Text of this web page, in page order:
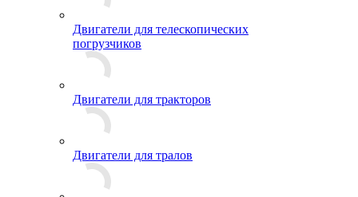
Двигатели для телескопических
погрузчиков
Двигатели для тракторов
Двигатели для тралов